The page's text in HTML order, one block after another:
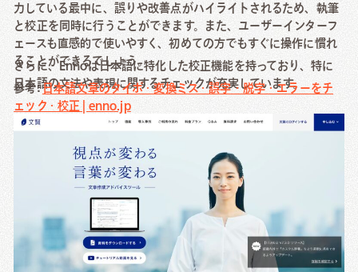
力している最中に、誤りや改善点がハイライトされるため、執筆
と校正を同時に行うことができます。また、ユーザーインターフ
ェースも直感的で使いやすく、初めての方でもすぐに操作に慣れ
ることができるでしょう。
さらに、Ennoは日本語に特化した校正機能を持っており、特に
日本語の文法や表現に関するチェックが充実しています。
参考:日本語文章のタイポ・変換ミス・誤字・脱字・エラーをチ
ェック・校正 | enno.jp
[有料] 文賢